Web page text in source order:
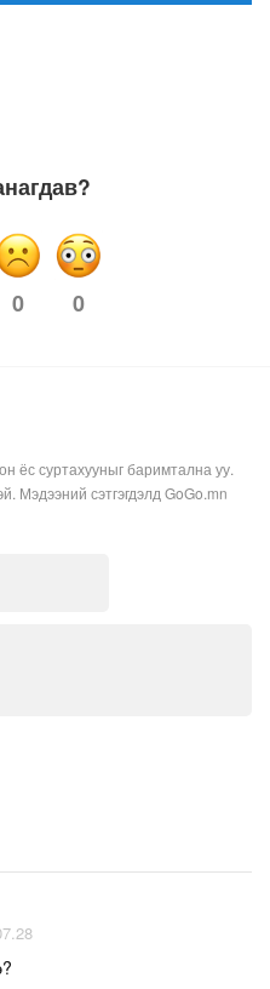
0 0
ёс суртахууныг баримтална уу.
Мэдээний сэтгэгдэлд GoGo.mn